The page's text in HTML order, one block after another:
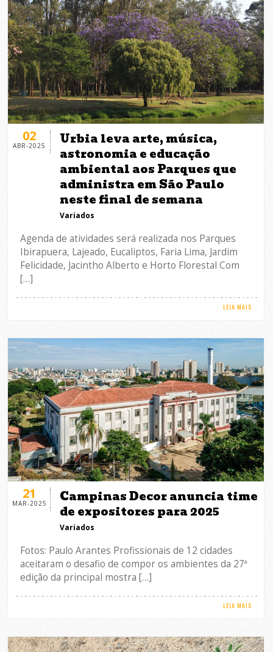
02
ABR-2025
Urbia leva arte, música,
astronomia e educação
ambiental aos Parques que
administra em São Paulo
neste final de semana
Variados
Agenda de atividades será realizada nos Parques
Ibirapuera, Lajeado, Eucaliptos, Faria Lima, Jardim
Felicidade, Jacintho Alberto e Horto Florestal Com
[…]
LEIA MAIS
21
MAR-2025
Campinas Decor anuncia time
de expositores para 2025
Variados
Fotos: Paulo Arantes Profissionais de 12 cidades
aceitaram o desafio de compor os ambientes da 27ª
edição da principal mostra […]
LEIA MAIS